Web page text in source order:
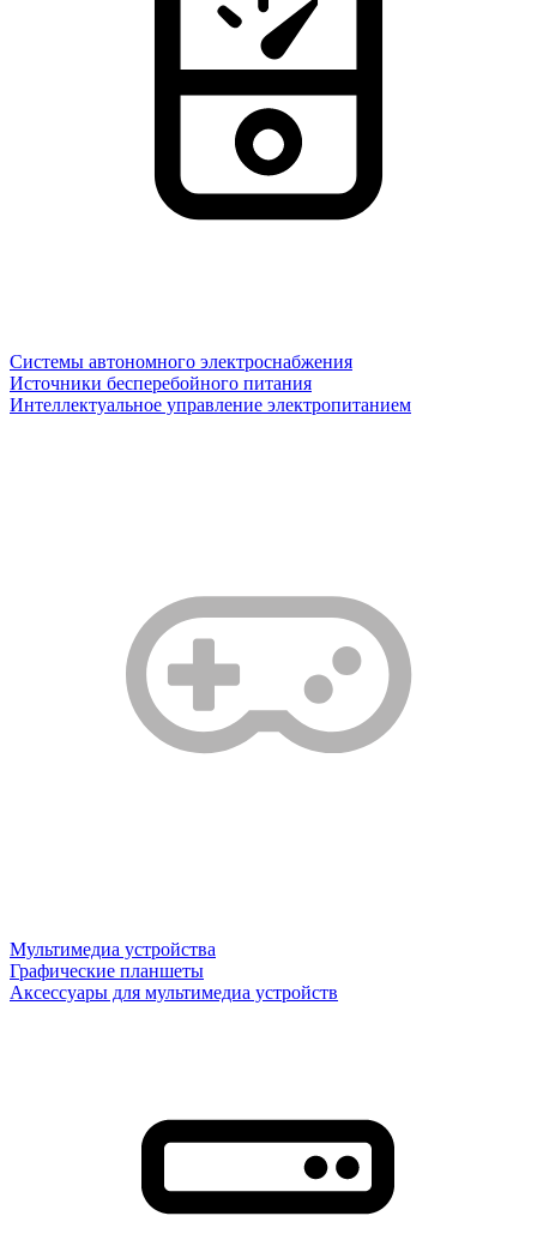
Системы автономного электроснабжения
Источники бесперебойного питания
Интеллектуальное управление электропитанием
Мультимедиа устройства
Графические планшеты
Аксессуары для мультимедиа устройств